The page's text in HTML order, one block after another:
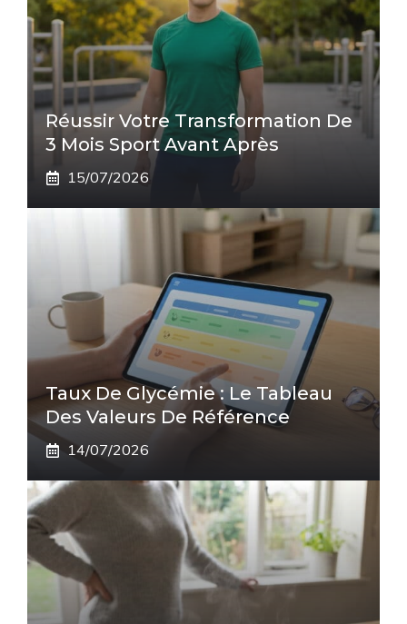
Réussir Votre Transformation De
3 Mois Sport Avant Après
15/07/2026
Taux De Glycémie : Le Tableau
Des Valeurs De Référence
14/07/2026